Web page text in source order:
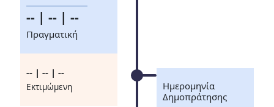
-- | -- | --
Πραγματική
-- | -- | --
Eκτιμώμενη
Ημερομηνία
Δημοπράτησης